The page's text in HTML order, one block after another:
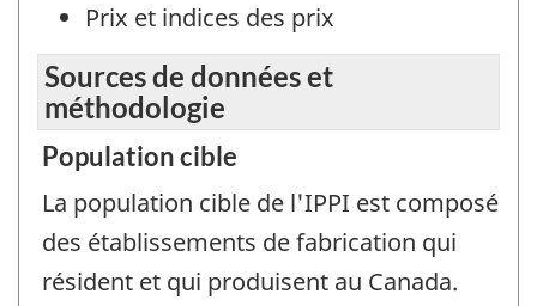
Prix et indices des prix
Sources de données et
méthodologie
Population cible
La population cible de l'IPPI est composé
des établissements de fabrication qui
résident et qui produisent au Canada.